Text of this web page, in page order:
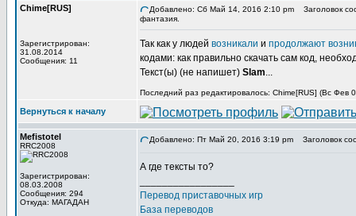
Chime[RUS]
Зарегистрирован:
31.08.2014
Сообщения: 11
Добавлено: Сб Май 14, 2016 2:10 pm
Заголовок
фантазия.
Так как у людей возникали и продолжают
кодами: как правильно скачать сам код,
Текст(ы) (не напишет) Slam...
Последний раз редактировалось: Chime[RUS] (Вс Фев
Вернуться к началу
Mefistotel
RRC2008
Зарегистрирован:
08.03.2008
Сообщения: 294
Откуда: МАГАДАН
Добавлено: Пт Май 20, 2016 3:19 pm Заголовок
А где тексты то?
Перевод приставочных игр
База переводов